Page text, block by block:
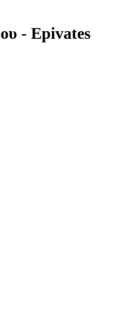
- Epivates